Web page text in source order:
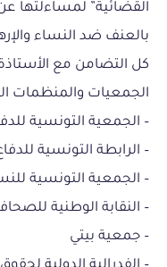
القضائية” لمساءلتها
بالعنف ضد النساء
كل التضامن مع
الجمعيات والمنظمات
– الجمعية التونسية
– الرابطة التونسية
– الجمعية التونسية
– النقابة الوطنية
– جمعية بيتي